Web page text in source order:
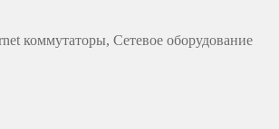
коммутаторы, Сетевое оборудование